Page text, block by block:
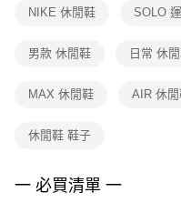
客戶支援中心」
https://
１．透過由恩沛科技股份有限公
權轉讓予恩沛科技股份有限公司
３．未成年的使用者請事先徵得
４．使用「AFTEE先享後付」時
NIKE 休閒鞋 SOLO
男款 休閒鞋 日常 休
MAX 休閒鞋 AIR 休
休閒鞋 鞋子
一 必買清單 一